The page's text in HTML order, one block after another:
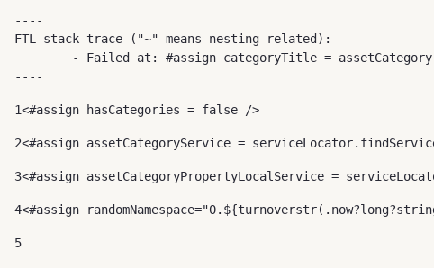
----
FTL stack trace ("~" means nesting-related):
----
1<#assign hasCategories = false />
2<#assign assetCategoryService =
3<#assign assetCategoryPropertyLocalService =
4<#assign
5